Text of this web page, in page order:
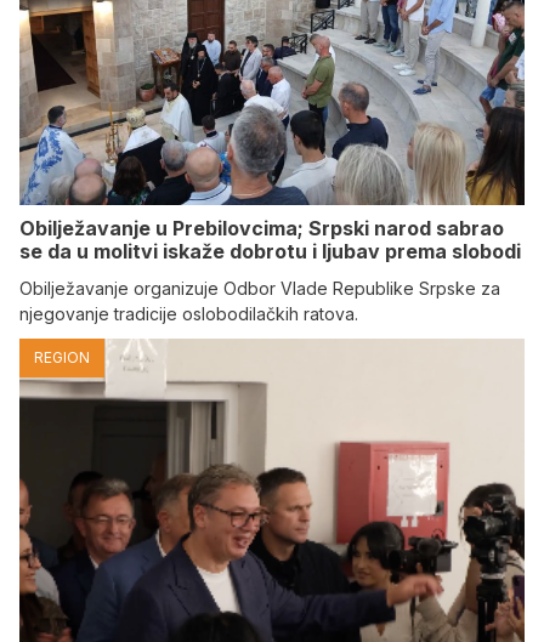
Obilježavanje u Prebilovcima; Srpski narod sabrao
se da u molitvi iskaže dobrotu i ljubav prema slobodi
Obilježavanje organizuje Odbor Vlade Republike Srpske za
njegovanje tradicije oslobodilačkih ratova.
REGION